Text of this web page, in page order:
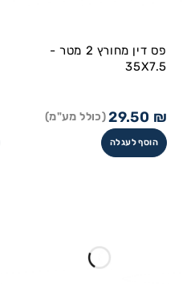
פס דין מחורץ 2 מטר -
35X7.5
29.50 ₪ (כולל מע"מ)
הוסף לעגלה